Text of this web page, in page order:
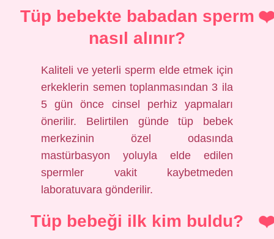
Tüp bebekte babadan sperm
nasıl alınır?
Kaliteli ve yeterli sperm elde etmek için
erkeklerin semen toplanmasından 3 ila
5 gün önce cinsel perhiz yapmaları
önerilir. Belirtilen günde tüp bebek
merkezinin özel odasında
mastürbasyon yoluyla elde edilen
spermler vakit kaybetmeden
laboratuvara gönderilir.
Tüp bebeği ilk kim buldu?